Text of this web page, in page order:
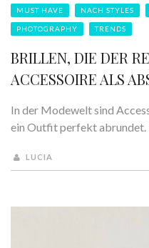
MUST HAVE NACH STYLES
PHOTOGRAPHY TRENDS
BRILLEN, DIE DER
ACCESSOIRE ALS
In der Modewelt sind
ein Outfit perfekt abrundet.
LUCIA